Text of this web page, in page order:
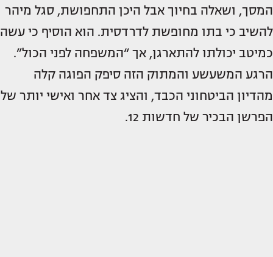
המסך, ושאלה בחיוך אבל היכן התחפושת, סגל מיהר
להשיב כי בתו מחופשת לדרדסית. הוא הוסיף כי עשה
כמיטב יכולתו להתארגן, אך “המשפחה לפני הכול”.
הרגע המשעשע והמתוק הזה סיפק הפוגה קלה
מהדיון הביטחוני הכבד, והציג צד אחר ואישי יותר של
הפרשן הבכיר של חדשות 12.